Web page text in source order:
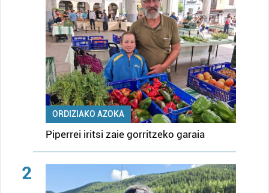
ORDIZIAKO AZOKA
Piperrei iritsi zaie gorritzeko garaia
2